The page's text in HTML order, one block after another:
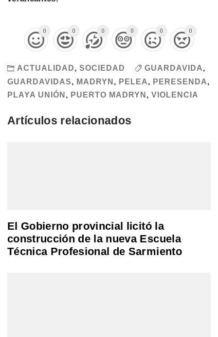
0 0 0 0 0 0
ACTUALIDAD, SOCIEDAD GUARDAVIDA,
GUARDAVIDAS
MADRYN PELEA PERESENDA
PLAYA UNIÓN
PUERTO MADRYN VIOLENCIA
Artículos relacionados
El Gobierno provincial licitó la
construcción de la nueva Escuela
Técnica Profesional de Sarmiento